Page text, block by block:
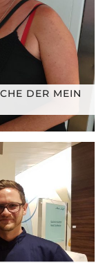
DER MEIN